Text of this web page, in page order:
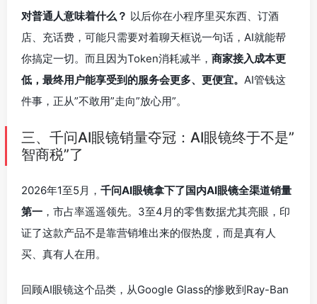
对普通人意味着什么？ 以后你在小程序里买东西、订酒
店、充话费，可能只需要对着聊天框说一句话，AI就能帮
你搞定一切。而且因为Token消耗减半， 商家接入成本更
低，最终用户能享受到的服务会更多、更便宜。 AI管钱这
件事，正从”不敢用”走向”放心用”。
三、千问AI眼镜销量夺冠：AI眼镜终于不是”
智商税”了
2026年1至5月， 千问AI眼镜拿下了国内AI眼镜全渠道销量
第一 ，市占率遥遥领先。3至4月的零售数据尤其亮眼，印
证了这款产品不是靠营销堆出来的假热度，而是真有人
买、真有人在用。
回顾AI眼镜这个品类，从Google Glass的惨败到Ray-Ban